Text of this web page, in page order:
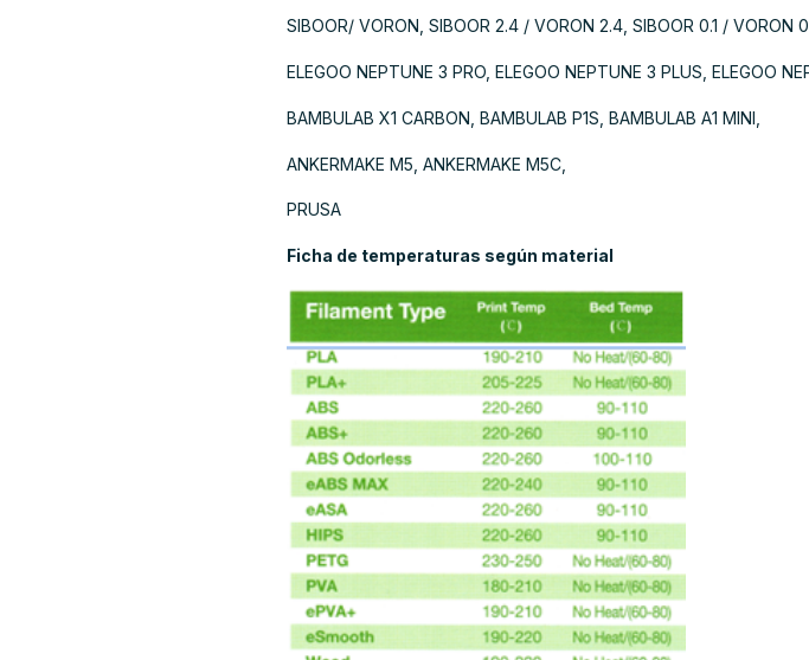
SIBOOR/ VORON, SIBOOR 2.4 / VORON 2.4, SIBOOR 0.1 / VORON
ELEGOO NEPTUNE 3 PRO, ELEGOO NEPTUNE 3 PLUS, ELEGOO
BAMBULAB X1 CARBON, BAMBULAB P1S, BAMBULAB A1 MINI,
ANKERMAKE M5, ANKERMAKE M5C,
PRUSA
Ficha de temperaturas según material